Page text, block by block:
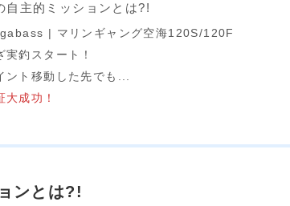
自主的ミッションとは?!
| マリンギャング空海120S/120F
実釣スタート！
ント移動した先でも...
大成功！
ンとは?!